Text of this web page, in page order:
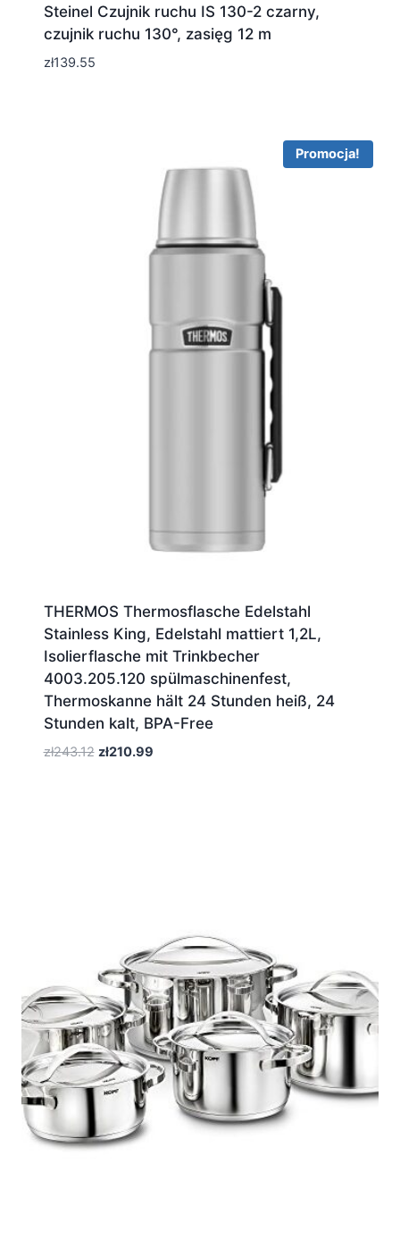
Steinel Czujnik ruchu IS 130-2 czarny,
czujnik ruchu 130°, zasięg 12 m
zł139.55
Promocja!
THERMOS Thermosflasche Edelstahl
Stainless King, Edelstahl mattiert 1,2L,
Isolierflasche mit Trinkbecher
4003.205.120 spülmaschinenfest,
Thermoskanne hält 24 Stunden heiß, 24
Stunden kalt, BPA-Free
zł243.12 Pierwotna
zł210.99Aktualna